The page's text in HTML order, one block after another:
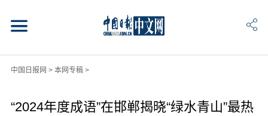
中国日报网 > 本网专稿>
“2024年度成语”在邯郸揭晓“绿水青山”最热